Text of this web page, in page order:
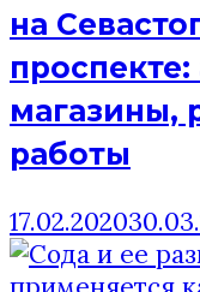
на
проспекте:
магазины,
работы
17.02.2020